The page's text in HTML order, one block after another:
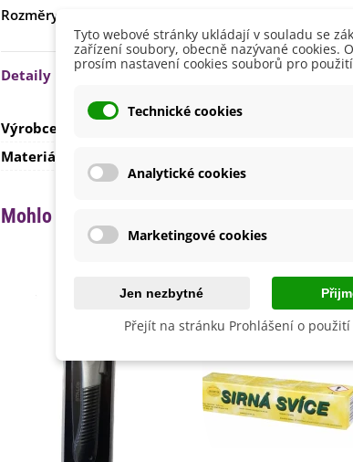
60 Kč
Begonie plnokvětá žlutá -
Begonia superba -...
Eukalyptus Baby Blue -
90 Kč
Rozměry
Detaily produktu
Výrobce
Materiál
Mohlo by se také hodit
Tyto webové stránky ukládají v souladu se
zařízení soubory, obecně nazývané cookies.
prosím nastavení cookies souborů pro
Technické cookies
Analytické cookies
Marketingové cookies
Jen nezbytné
Přejít na stránku Prohlášení o použití